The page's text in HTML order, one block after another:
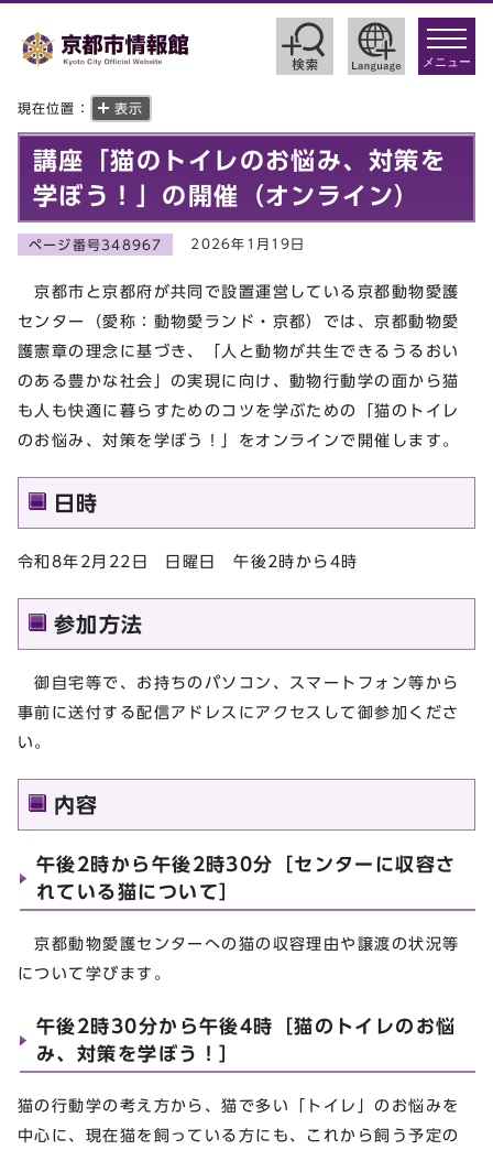
toggle
メニュー
現在位置： 表示
講座「猫のトイレのお悩み、対策を
学ぼう！」の開催（オンライン）
ページ番号348967 2026年1月19日
京都市と京都府が共同で設置運営している京都動物愛護
センター（愛称：動物愛ランド・京都）では、京都動物愛
護憲章の理念に基づき、「人と動物が共生できるうるおい
のある豊かな社会」の実現に向け、動物行動学の面から猫
も人も快適に暮らすためのコツを学ぶための「猫のトイレ
のお悩み、対策を学ぼう！」をオンラインで開催します。
日時
令和8年2月22日 日曜日 午後2時から4時
参加方法
御自宅等で、お持ちのパソコン、スマートフォン等から
事前に送付する配信アドレスにアクセスして御参加くださ
い。
内容
午後2時から午後2時30分［センターに収容さ
れている猫について］
京都動物愛護センターへの猫の収容理由や譲渡の状況等
について学びます。
午後2時30分から午後4時［猫のトイレのお悩
み、対策を学ぼう！］
猫の行動学の考え方から、猫で多い「トイレ」のお悩みを
中心に、現在猫を飼っている方にも、これから飼う予定の